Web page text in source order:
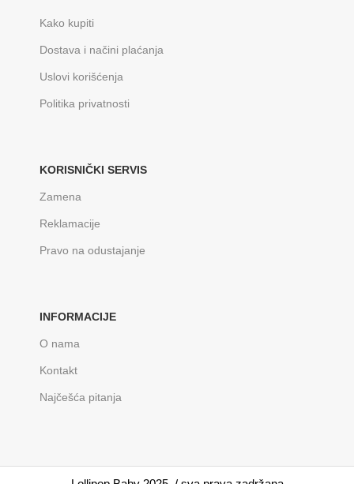
Kako kupiti
Dostava i načini plaćanja
Uslovi korišćenja
Politika privatnosti
KORISNIČKI SERVIS
Zamena
Reklamacije
Pravo na odustajanje
INFORMACIJE
O nama
Kontakt
Najčešća pitanja